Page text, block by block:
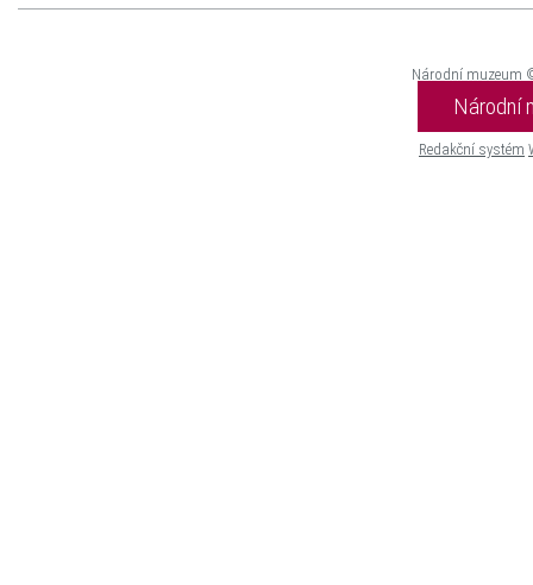
Národní muzeum
Národní
Redakční systém